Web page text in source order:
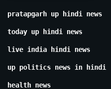
pratapgarh up hindi news
today up hindi news
live india hindi news
up politics news in hindi
health news